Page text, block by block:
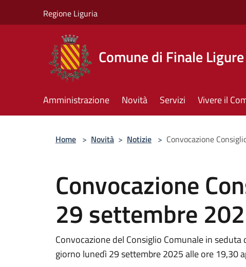
Regione Liguria
Comune di Finale Ligure
Amministrazione Novità Servizi Vivere il
Home > Novità > Notizie > Convocazione
Convocazione
29 settembre
Convocazione del Consiglio Comunale in
giorno lunedì 29 settembre 2025 alle ore 19,30